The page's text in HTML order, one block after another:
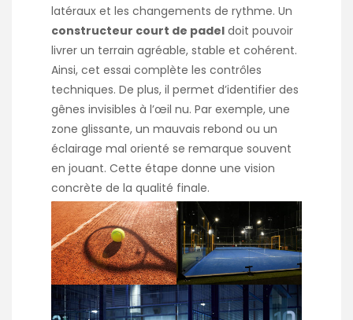
latéraux et les changements de rythme. Un
constructeur court de padel doit pouvoir
livrer un terrain agréable, stable et cohérent.
Ainsi, cet essai complète les contrôles
techniques. De plus, il permet d’identifier des
gênes invisibles à l’œil nu. Par exemple, une
zone glissante, un mauvais rebond ou un
éclairage mal orienté se remarque souvent
en jouant. Cette étape donne une vision
concrète de la qualité finale.